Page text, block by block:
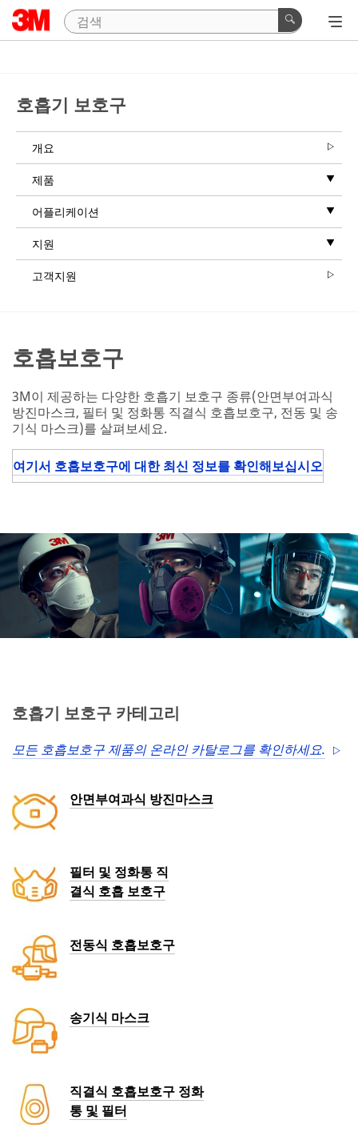
호흡기 보호구
개요
제품
어플리케이션
지원
고객지원
호흡보호구
3M이 제공하는 다양한 호흡기 보호구 종류(안면부여과식
방진마스크, 필터 및 정화통 직결식 호흡보호구, 전동 및 송
기식 마스크)를 살펴보세요.
여기서 호흡보호구에 대한 최신 정보를 확인해보십시오
호흡기 보호구 카테고리
모든 호흡보호구 제품의 온라인 카탈로그를 확인하세요.
안면부여과식 방진마스크
필터 및 정화통 직
결식 호흡 보호구
전동식 호흡보호구
송기식 마스크
직결식 호흡보호구 정화
통 및 필터